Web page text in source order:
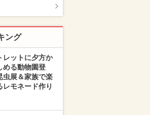
ング
レットに夕方か
める動物園登
展＆家族で楽
レモネード作り